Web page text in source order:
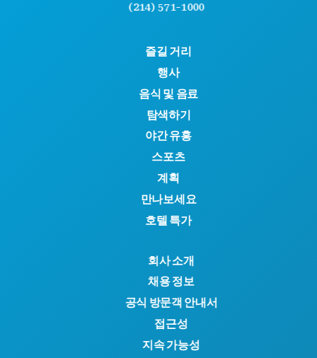
(214) 571-1000
즐길 거리
행사
음식 및 음료
탐색하기
야간 유흥
스포츠
계획
만나보세요
호텔 특가
회사 소개
채용 정보
공식 방문객 안내서
접근성
지속 가능성